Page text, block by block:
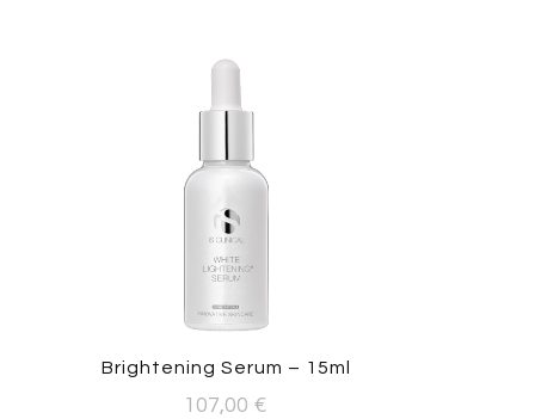
Brightening Serum – 15ml
107,00 €